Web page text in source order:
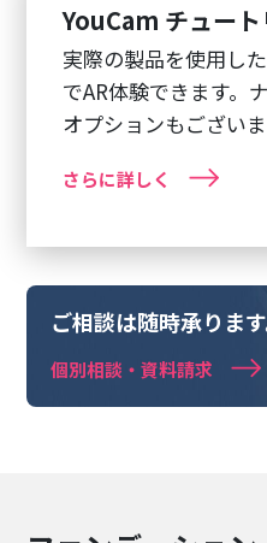
YouCam チュー
実際の製品を使用し
でAR体験できます。
オプションもございま
さらに詳しく
ご相談は随時承ります
個別相談・資料請求